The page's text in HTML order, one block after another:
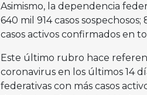
Asimismo, la dependencia
640 mil 914 casos
casos activos confirmados en
Este último rubro hace
coronavirus en los últimos 14
federativas con más casos